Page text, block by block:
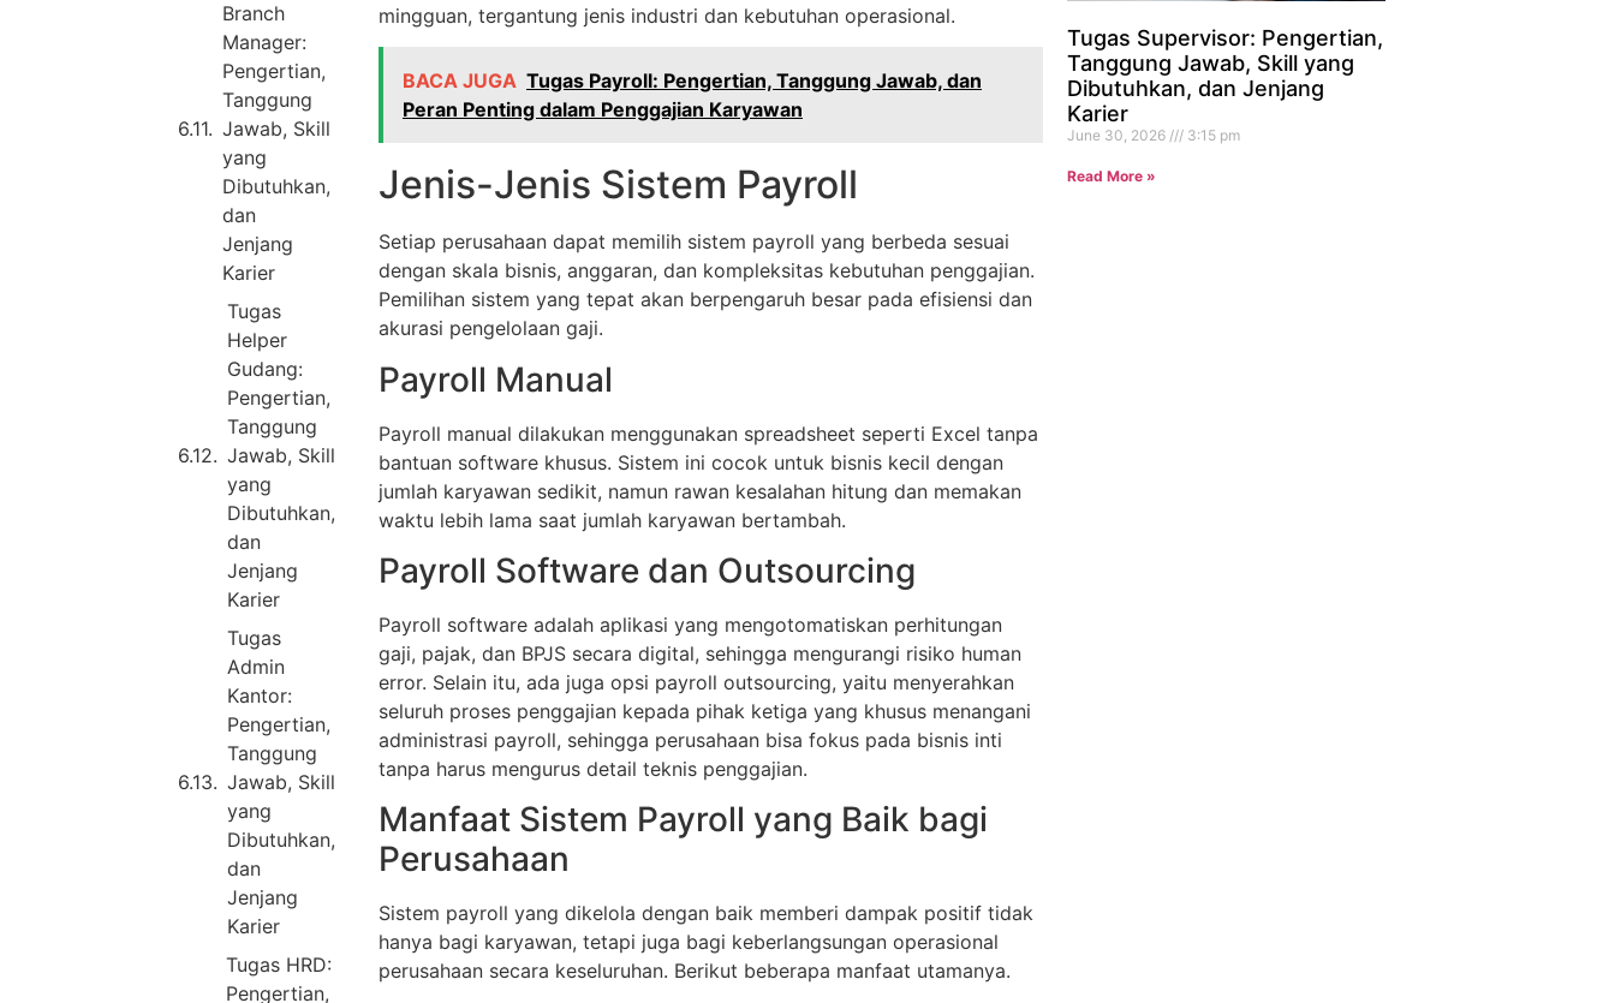
Branch
Manager:
Pengertian,
Tanggung
Jawab, Skill
yang
Dibutuhkan,
dan
Jenjang
Karier
Tugas
Helper
Gudang:
Pengertian,
Tanggung
Jawab, Skill
yang
Dibutuhkan,
dan
Jenjang
Karier
Tugas
Admin
Kantor:
Pengertian,
Tanggung
Jawab, Skill
yang
Dibutuhkan,
dan
Jenjang
Karier
Tugas HRD:
Pengertian,
mingguan, tergantung jenis industri dan kebutuhan operasional.
BACA JUGA Tugas Payroll: Pengertian, Tanggung Jawab, dan
Peran Penting dalam Penggajian Karyawan
Jenis-Jenis Sistem Payroll
Setiap perusahaan dapat memilih sistem payroll yang berbeda sesuai
dengan skala bisnis, anggaran, dan kompleksitas kebutuhan penggajian.
Pemilihan sistem yang tepat akan berpengaruh besar pada efisiensi dan
akurasi pengelolaan gaji.
Payroll Manual
Payroll manual dilakukan menggunakan spreadsheet seperti Excel tanpa
bantuan software khusus. Sistem ini cocok untuk bisnis kecil dengan
jumlah karyawan sedikit, namun rawan kesalahan hitung dan memakan
waktu lebih lama saat jumlah karyawan bertambah.
Payroll Software dan Outsourcing
Payroll software adalah aplikasi yang mengotomatiskan perhitungan
gaji, pajak, dan BPJS secara digital, sehingga mengurangi risiko human
error. Selain itu, ada juga opsi payroll outsourcing, yaitu menyerahkan
seluruh proses penggajian kepada pihak ketiga yang khusus menangani
administrasi payroll, sehingga perusahaan bisa fokus pada bisnis inti
tanpa harus mengurus detail teknis penggajian.
Manfaat Sistem Payroll yang Baik bagi
Perusahaan
Sistem payroll yang dikelola dengan baik memberi dampak positif tidak
hanya bagi karyawan, tetapi juga bagi keberlangsungan operasional
perusahaan secara keseluruhan. Berikut beberapa manfaat utamanya.
Tugas Supervisor: Pengertian,
Tanggung Jawab, Skill yang
Dibutuhkan, dan Jenjang
Karier
June 30, 2026 3:15 pm
Read More »